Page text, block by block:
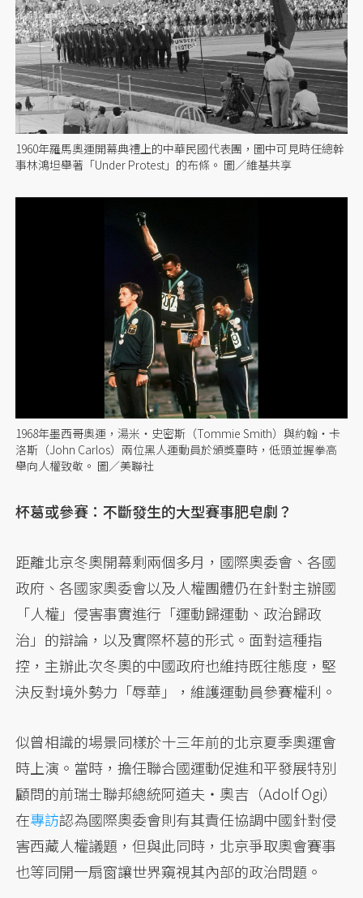
1960年羅馬奧運開幕典禮上的中華民國代表團，圖中可見時任總幹
事林鴻坦舉著「Under Protest」的布條。 圖／維基共享
1968年墨西哥奧運，湯米・史密斯（Tommie Smith）與約翰・卡
洛斯（John Carlos）兩位黑人運動員於頒獎臺時，低頭並握拳高
舉向人權致敬。 圖／美聯社
杯葛或參賽：不斷發生的大型賽事肥皂劇？
距離北京冬奧開幕剩兩個多月，國際奧委會、各國
政府、各國家奧委會以及人權團體仍在針對主辦國
「人權」侵害事實進行「運動歸運動、政治歸政
治」的辯論，以及實際杯葛的形式。面對這種指
控，主辦此次冬奧的中國政府也維持既往態度，堅
決反對境外勢力「辱華」，維護運動員參賽權利。
似曾相識的場景同樣於十三年前的北京夏季奧運會
時上演。當時，擔任聯合國運動促進和平發展特別
顧問的前瑞士聯邦總統阿道夫・奧吉（Adolf Ogi）
在專訪認為國際奧委會則有其責任協調中國針對侵
害西藏人權議題，但與此同時，北京爭取奧會賽事
也等同開一扇窗讓世界窺視其內部的政治問題。